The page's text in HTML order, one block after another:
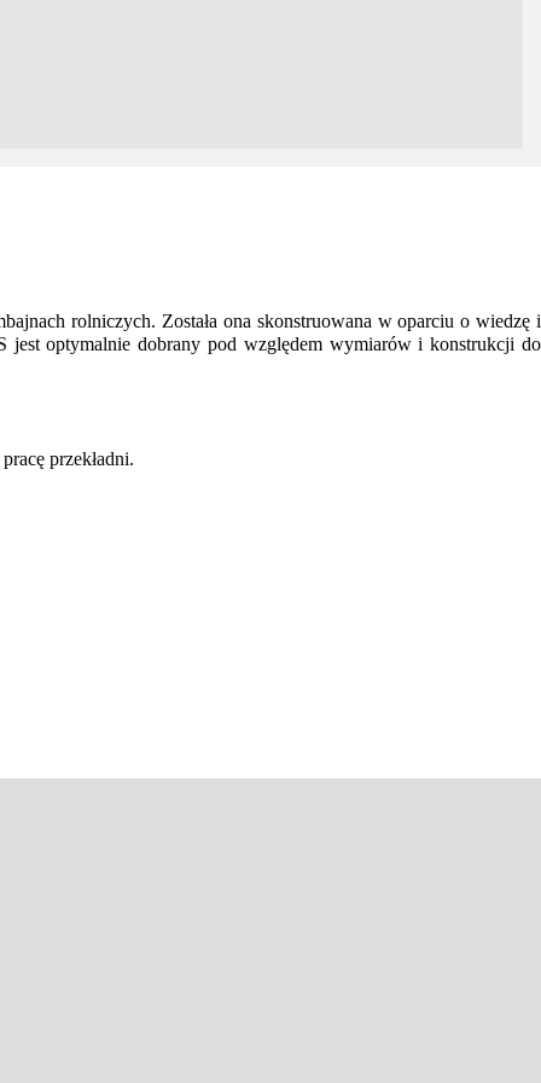
rolniczych. Została ona skonstruowana w oparciu o wiedzę i
optymalnie dobrany pod względem wymiarów i konstrukcji do
przekładni.